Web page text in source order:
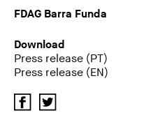
FDAG Barra Funda
Download
Press release (PT)
Press release (EN)